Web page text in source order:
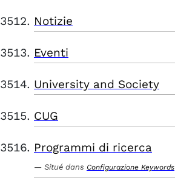
Notizie
Eventi
University and Society
CUG
Programmi di ricerca
Situé dans Configurazione Keywords